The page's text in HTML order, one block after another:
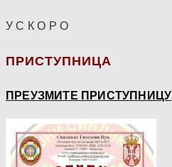
У С К О Р О
ПРИСТУПНИЦА
ПРЕУЗМИТЕ ПРИСТУПНИЦУ